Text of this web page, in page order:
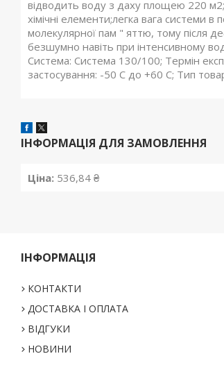
відводить воду з даху площею 220
хімічні елементи;легка вага системи
молекулярної пам " яттю, тому після
безшумно навіть при інтенсивному
Система: Система 130/100; Термін
застосування: -50 С до +60 С; Тип
ІНФОРМАЦІЯ ДЛЯ ЗАМОВЛЕННЯ
Ціна: 536,84 ₴
ІНФОРМАЦІЯ
КОНТАКТИ
ДОСТАВКА І ОПЛАТА
ВІДГУКИ
НОВИНИ